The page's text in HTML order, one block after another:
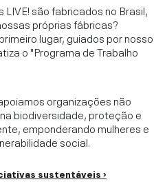
são fabricados no Brasil,
próprias fábricas?
lugar, guiados por nosso
o "Programa de Trabalho
organizações não
biodiversidade, proteção e
emponderando mulheres e
social.
sustentáveis ›